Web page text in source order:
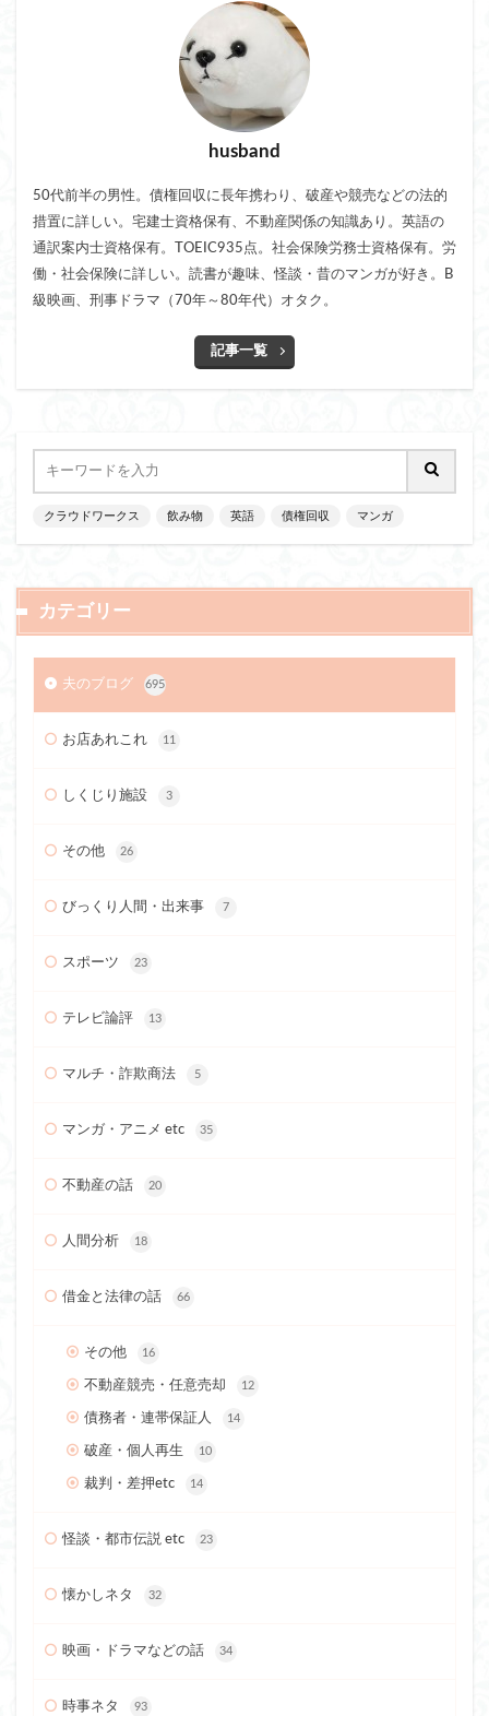
husband
50代前半の男性。債権回収に長年携わり、破産や競売などの法的
措置に詳しい。宅建士資格保有、不動産関係の知識あり。英語の
通訳案内士資格保有。TOEIC935点。社会保険労務士資格保有。労
働・社会保険に詳しい。読書が趣味、怪談・昔のマンガが好き。B
級映画、刑事ドラマ（70年～80年代）オタク。
記事一覧
クラウドワークス 飲み物 英語 債権回収 マンガ
カテゴリー
夫のブログ 695
お店あれこれ 11
しくじり施設 3
その他 26
びっくり人間・出来事 7
スポーツ 23
テレビ論評 13
マルチ・詐欺商法 5
マンガ・アニメ etc 35
不動産の話 20
人間分析 18
借金と法律の話 66
その他 16
不動産競売・任意売却 12
債務者・連帯保証人 14
破産・個人再生 10
裁判・差押etc 14
怪談・都市伝説 etc 23
懐かしネタ 32
映画・ドラマなどの話 34
時事ネタ 93